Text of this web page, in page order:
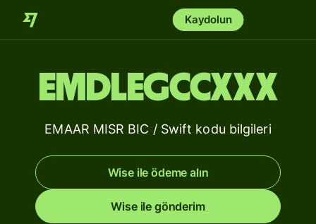
Kaydolun
EMDLEGCCXXX
EMAAR MISR BIC / Swift kodu bilgileri
Wise ile ödeme alın
Wise ile gönderim